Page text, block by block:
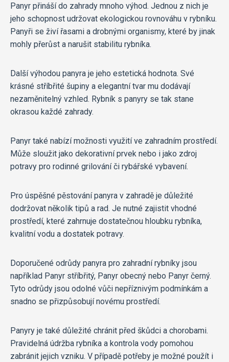
Panyr přináší do zahrady mnoho výhod. Jednou z nich je
jeho schopnost udržovat ekologickou rovnováhu v rybníku.
Panyři se živí řasami a drobnými organismy, které by jinak
mohly přerůst a narušit stabilitu rybníka.
Další výhodou panyra je jeho estetická hodnota. Své
krásné stříbřité šupiny a elegantní tvar mu dodávají
nezaměnitelný vzhled. Rybník s panyry se tak stane
okrasou každé zahrady.
Panyr také nabízí možnosti využití ve zahradním prostředí.
Může sloužit jako dekorativní prvek nebo i jako zdroj
potravy pro rodinné grilování či rybářské vybavení.
Pro úspěšné pěstování panyra v zahradě je důležité
dodržovat několik tipů a rad. Je nutné zajistit vhodné
prostředí, které zahrnuje dostatečnou hloubku rybníka,
kvalitní vodu a dostatek potravy.
Doporučené odrůdy panyra pro zahradní rybníky jsou
například Panyr stříbřitý, Panyr obecný nebo Panyr černý.
Tyto odrůdy jsou odolné vůči nepříznivým podmínkám a
snadno se přizpůsobují novému prostředí.
Panyry je také důležité chránit před škůdci a chorobami.
Pravidelná údržba rybníka a kontrola vody pomohou
zabránit jejich vzniku. V případě potřeby je možné použít i